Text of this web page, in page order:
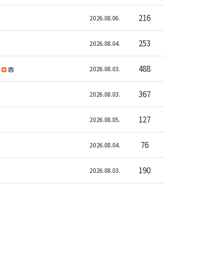
2026.08.06. 216
2026.08.04. 253
2026.08.03. 488
2026.08.03. 367
2026.08.05. 127
2026.08.04. 76
2026.08.03. 190